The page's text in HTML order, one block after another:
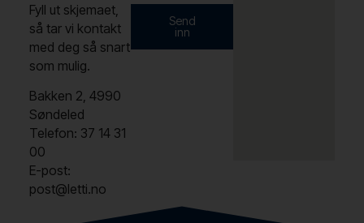
Fyll ut skjemaet,
så tar vi kontakt
med deg så snart
som mulig.
Bakken 2, 4990
Søndeled
Telefon: 37 14 31
00
E-post:
post@letti.no
Send
inn